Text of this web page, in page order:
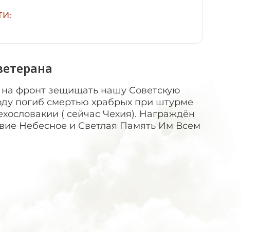
на фронт зещищать нашу Советскую
погиб смертью храбрых при штурме
( сейчас Чехия). Награждён
Небесное и Светлая Память Им Всем